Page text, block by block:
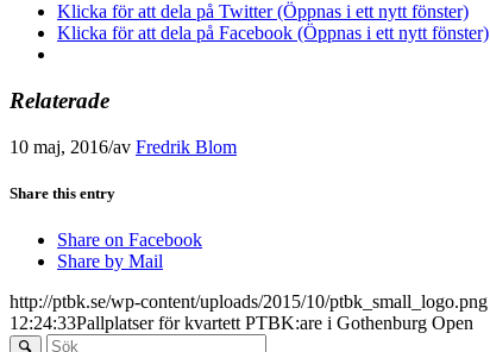
Klicka för att dela på Twitter (Öppnas i ett nytt fönster)
Klicka för att dela på Facebook (Öppnas i ett nytt fönster)
Relaterade
10 maj, 2016/av Fredrik Blom
Share this entry
Share on Facebook
Share by Mail
http://ptbk.se/wp-content/uploads/2015/10/ptbk_small_logo.png
12:24:33Pallplatser för kvartett PTBK:are i Gothenburg Open